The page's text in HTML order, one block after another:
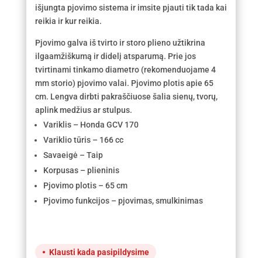
išjungta pjovimo sistema ir imsite pjauti tik tada kai
reikia ir kur reikia.
Pjovimo galva iš tvirto ir storo plieno užtikrina
ilgaamžiškumą ir didelį atsparumą. Prie jos
tvirtinami tinkamo diametro (rekomenduojame 4
mm storio) pjovimo valai. Pjovimo plotis apie 65
cm. Lengva dirbti pakraščiuose šalia sienų, tvorų,
aplink medžius ar stulpus.
Variklis – Honda GCV 170
Variklio tūris – 166 cc
Savaeigė – Taip
Korpusas – plieninis
Pjovimo plotis – 65 cm
Pjovimo funkcijos – pjovimas, smulkinimas
Klausti kada pasipildysime